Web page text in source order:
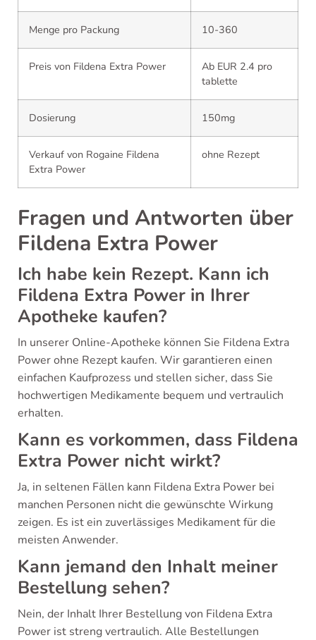
Menge pro Packung 10-360
Preis von Fildena Extra Power
Ab EUR 2.4 pro
tablette
Dosierung 150mg
Verkauf von Rogaine Fildena
Extra Power
ohne Rezept
Fragen und Antworten über
Fildena Extra Power
Ich habe kein Rezept. Kann ich
Fildena Extra Power in Ihrer
Apotheke kaufen?
In unserer Online-Apotheke können Sie Fildena Extra
Power ohne Rezept kaufen. Wir garantieren einen
einfachen Kaufprozess und stellen sicher, dass Sie
hochwertigen Medikamente bequem und vertraulich
erhalten.
Kann es vorkommen, dass Fildena
Extra Power nicht wirkt?
Ja, in seltenen Fällen kann Fildena Extra Power bei
manchen Personen nicht die gewünschte Wirkung
zeigen. Es ist ein zuverlässiges Medikament für die
meisten Anwender.
Kann jemand den Inhalt meiner
Bestellung sehen?
Nein, der Inhalt Ihrer Bestellung von Fildena Extra
Power ist streng vertraulich. Alle Bestellungen